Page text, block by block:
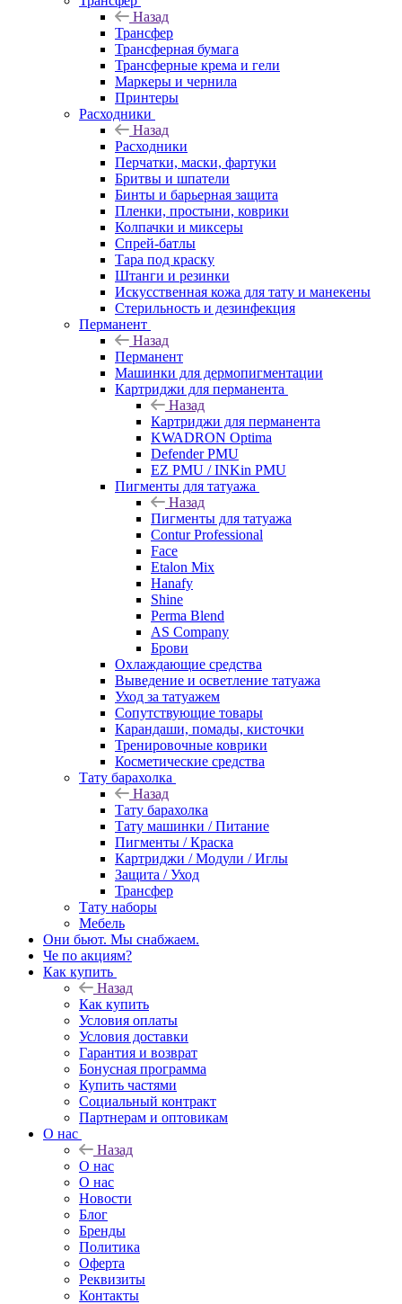
Назад
Трансфер
Трансферная бумага
Трансферные крема и гели
Маркеры и чернила
Принтеры
Расходники
Назад
Расходники
Перчатки, маски, фартуки
Бритвы и шпатели
Бинты и барьерная защита
Пленки, простыни, коврики
Колпачки и миксеры
Спрей-батлы
Тара под краску
Штанги и резинки
Искусственная кожа для тату и манекены
Стерильность и дезинфекция
Перманент
Назад
Перманент
Машинки для дермопигментации
Картриджи для перманента
Назад
Картриджи для перманента
KWADRON Optima
Defender PMU
EZ PMU / INKin PMU
Пигменты для татуажа
Назад
Пигменты для татуажа
Contur Professional
Face
Etalon Mix
Hanafy
Shine
Perma Blend
AS Company
Брови
Охлаждающие средства
Выведение и осветление татуажа
Уход за татуажем
Сопутствующие товары
Карандаши, помады, кисточки
Тренировочные коврики
Косметические средства
Тату барахолка
Назад
Тату барахолка
Тату машинки / Питание
Пигменты / Краска
Картриджи / Модули / Иглы
Защита / Уход
Трансфер
Тату наборы
Мебель
Они бьют. Мы снабжаем.
Че по акциям?
Как купить
Назад
Как купить
Условия оплаты
Условия доставки
Гарантия и возврат
Бонусная программа
Купить частями
Социальный контракт
Партнерам и оптовикам
О нас
Назад
О нас
О нас
Новости
Блог
Бренды
Политика
Оферта
Реквизиты
Контакты